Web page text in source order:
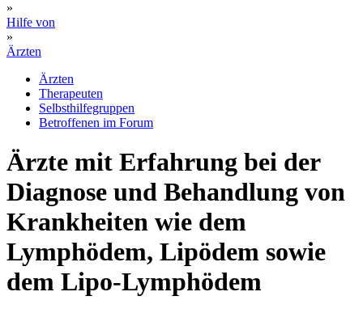
»
Hilfe von
»
Ärzten
Ärzten
Therapeuten
Selbsthilfegruppen
Betroffenen im Forum
Ärzte mit Erfahrung bei der
Diagnose und Behandlung von
Krankheiten wie dem
Lymphödem, Lipödem sowie
dem Lipo-Lymphödem